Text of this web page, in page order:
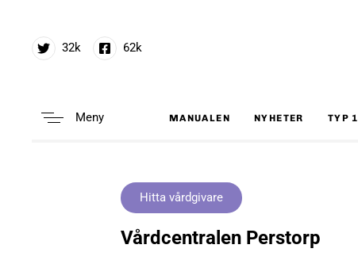
32k 62k
Meny MANUALEN NYHETER TYP 1
Hitta vårdgivare
Vårdcentralen Perstorp